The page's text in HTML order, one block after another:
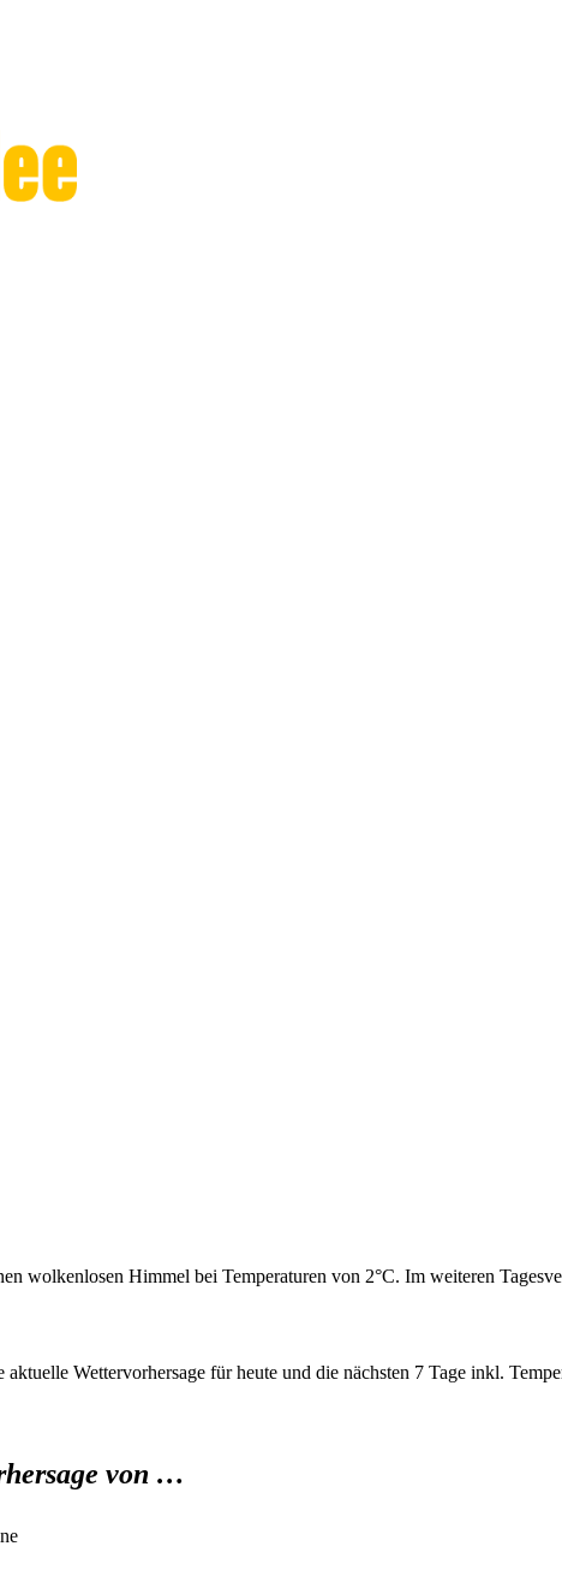
wolkenlosen Himmel bei Temperaturen von 2°C. Im weiteren
Wettervorhersage für heute und die nächsten 7 Tage inkl.
von …